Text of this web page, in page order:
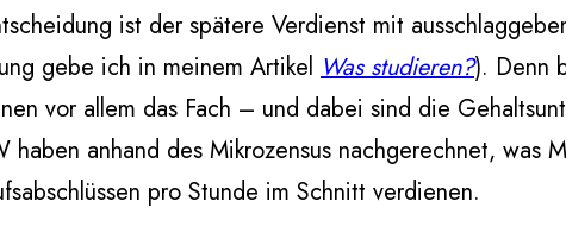
ist der spätere Verdienst mit
gebe ich in meinem Artikel Was studieren?). Denn
vor allem das Fach – und dabei sind die
haben anhand des Mikrozensus nachgerechnet, was
pro Stunde im Schnitt verdienen.